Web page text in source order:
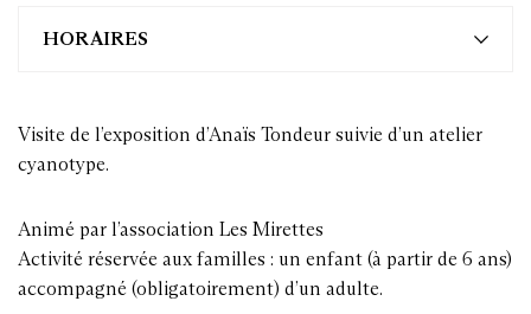
HORAIRES
Visite de l’exposition d’Anaïs Tondeur suivie d’un atelier
cyanotype.
Animé par l’association Les Mirettes
Activité réservée aux familles : un enfant (à partir de 6 ans)
accompagné (obligatoirement) d’un adulte.